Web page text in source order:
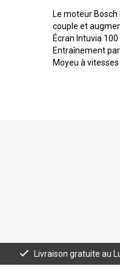
Le moteur
couple et
Écran Intuvia
Entraînement
Moyeu à
Livraison gratuite au